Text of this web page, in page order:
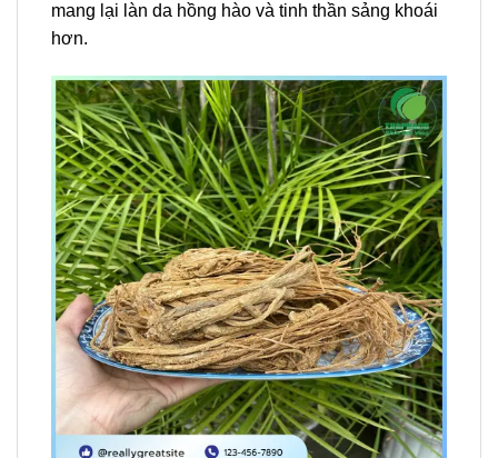
mang lại làn da hồng hào và tinh thần sảng khoái
hơn.